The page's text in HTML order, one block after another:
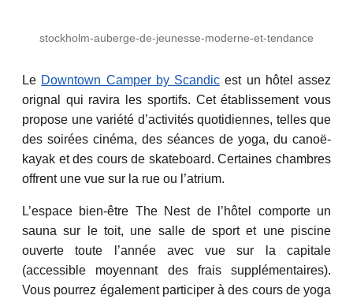
stockholm-auberge-de-jeunesse-moderne-et-tendance
Le Downtown Camper by Scandic est un hôtel assez
orignal qui ravira les sportifs. Cet établissement vous
propose une variété d’activités quotidiennes, telles que
des soirées cinéma, des séances de yoga, du canoë-
kayak et des cours de skateboard. Certaines chambres
offrent une vue sur la rue ou l’atrium.
L’espace bien-être The Nest de l’hôtel comporte un
sauna sur le toit, une salle de sport et une piscine
ouverte toute l’année avec vue sur la capitale
(accessible moyennant des frais supplémentaires).
Vous pourrez également participer à des cours de yoga